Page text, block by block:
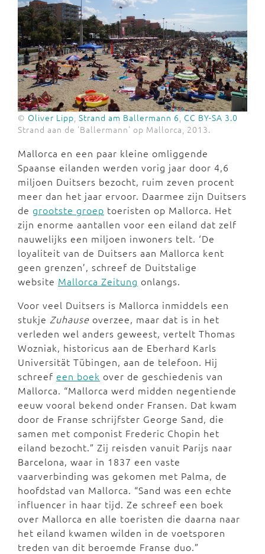
© Oliver Lipp Strand am Ballermann 6 CC BY-SA 3.0
Strand aan de 'Ballermann' op Mallorca, 2013.
Mallorca en een paar kleine omliggende
Spaanse eilanden werden vorig jaar door 4,6
miljoen Duitsers bezocht, ruim zeven procent
meer dan het jaar ervoor. Daarmee zijn Duitsers
de grootste groep toeristen op Mallorca. Het
zijn enorme aantallen voor een eiland dat zelf
nauwelijks een miljoen inwoners telt. ‘De
loyaliteit van de Duitsers aan Mallorca kent
geen grenzen’, schreef de Duitstalige
website Mallorca Zeitung onlangs.
Voor veel Duitsers is Mallorca inmiddels een
stukje Zuhause overzee, maar dat is in het
verleden wel anders geweest, vertelt Thomas
Wozniak, historicus aan de Eberhard Karls
Universität Tübingen, aan de telefoon. Hij
schreef een boek over de geschiedenis van
Mallorca. “Mallorca werd midden negentiende
eeuw vooral bekend onder Fransen. Dat kwam
door de Franse schrijfster George Sand, die
samen met componist Frederic Chopin het
eiland bezocht.” Zij reisden vanuit Parijs naar
Barcelona, waar in 1837 een vaste
vaarverbinding was gekomen met Palma, de
hoofdstad van Mallorca. “Sand was een echte
influencer in haar tijd. Ze schreef een boek
over Mallorca en alle toeristen die daarna naar
het eiland kwamen wilden in de voetsporen
treden van dit beroemde Franse duo.”